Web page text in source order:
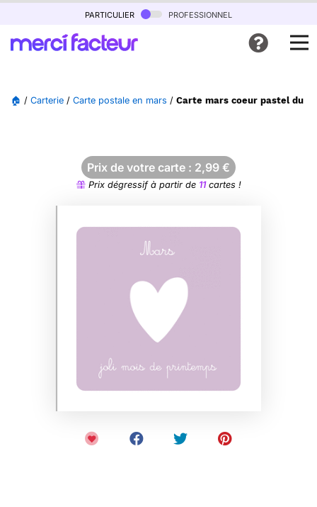
particulier professionnel
🏠 / Carterie / Carte postale en mars / Carte mars coeur pastel du
Prix de votre carte : 2,99 €
Prix dégressif à partir de 11cartes !